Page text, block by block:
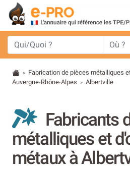
> Fabrication de pièces métalliques
Auvergne-Rhône-Alpes > Albertville
Fabricants
métalliques et
métaux à